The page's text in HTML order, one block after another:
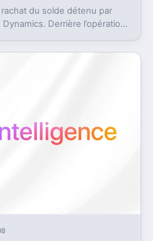
du solde détenu par
Derrière l’opération,